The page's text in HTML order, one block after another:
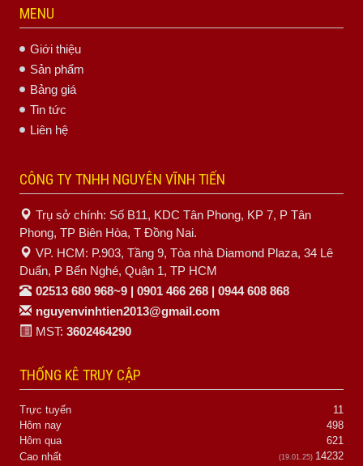
MENU
Giới thiệu
Sản phẩm
Bảng giá
Tin tức
Liên hệ
CÔNG TY TNHH NGUYÊN VĨNH TIẾN
Trụ sở chính: Số B11, KDC Tân Phong, KP 7, P Tân
Phong, TP Biên Hòa, T Đồng Nai.
VP. HCM: P.903, Tầng 9, Tòa nhà Diamond Plaza, 34 Lê
Duẩn, P Bến Nghé, Quận 1, TP HCM
02513 680 968~9 | 0901 466 268 | 0944 608 868
nguyenvinhtien2013@gmail.com
MST: 3602464290
THỐNG KÊ TRUY CẬP
Trực tuyến
11
Hôm nay
498
Hôm qua
621
Cao nhất
(19.01.25) 14232